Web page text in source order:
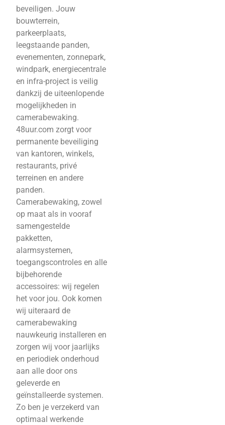
beveiligen. Jouw
bouwterrein,
parkeerplaats,
leegstaande panden,
evenementen, zonnepark,
windpark, energiecentrale
en infra-project is veilig
dankzij de uiteenlopende
mogelijkheden in
camerabewaking.
48uur.com zorgt voor
permanente beveiliging
van kantoren, winkels,
restaurants, privé
terreinen en andere
panden.
Camerabewaking, zowel
op maat als in vooraf
samengestelde
pakketten,
alarmsystemen,
toegangscontroles en alle
bijbehorende
accessoires: wij regelen
het voor jou. Ook komen
wij uiteraard de
camerabewaking
nauwkeurig installeren en
zorgen wij voor jaarlijks
en periodiek onderhoud
aan alle door ons
geleverde en
geïnstalleerde systemen.
Zo ben je verzekerd van
optimaal werkende